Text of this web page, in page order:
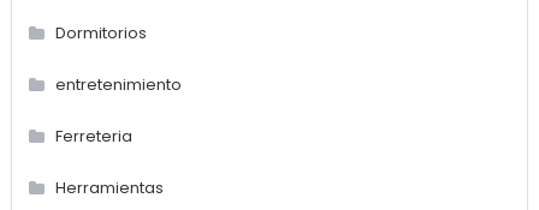
Dormitorios
entretenimiento
Ferreteria
Herramientas